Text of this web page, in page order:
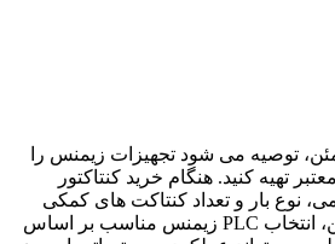
توصیه می شود تجهیزات زیمنس را
تهیه کنید. هنگام خرید کنتاکتور
نوع بار و تعداد کنتاکت های کمکی
اهمیت زیادی دارد. همچنین، انتخاب PLC زیمنس مناسب بر اساس